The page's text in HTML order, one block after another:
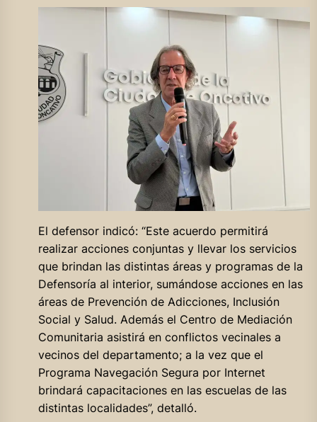
El defensor indicó: “Este acuerdo permitirá
realizar acciones conjuntas y llevar los servicios
que brindan las distintas áreas y programas de la
Defensoría al interior, sumándose acciones en las
áreas de Prevención de Adicciones, Inclusión
Social y Salud. Además el Centro de Mediación
Comunitaria asistirá en conflictos vecinales a
vecinos del departamento; a la vez que el
Programa Navegación Segura por Internet
brindará capacitaciones en las escuelas de las
distintas localidades”, detalló.